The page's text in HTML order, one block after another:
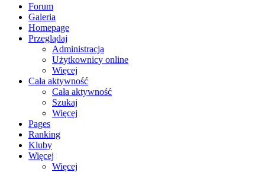
Forum
Galeria
Homepage
Przeglądaj
Administracja
Użytkownicy online
Więcej
Cała aktywność
Cała aktywność
Szukaj
Więcej
Pages
Ranking
Kluby
Więcej
Więcej